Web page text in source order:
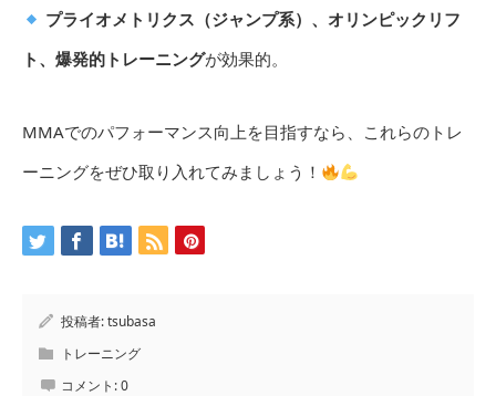
プライオメトリクス（ジャンプ系）、オリンピックリフ
ト、爆発的トレーニングが効果的。
MMAでのパフォーマンス向上を目指すなら、これらのトレ
ーニングをぜひ取り入れてみましょう！
投稿者:tsubasa
トレーニング
コメント:0